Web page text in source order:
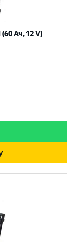
Ач, 12 V)